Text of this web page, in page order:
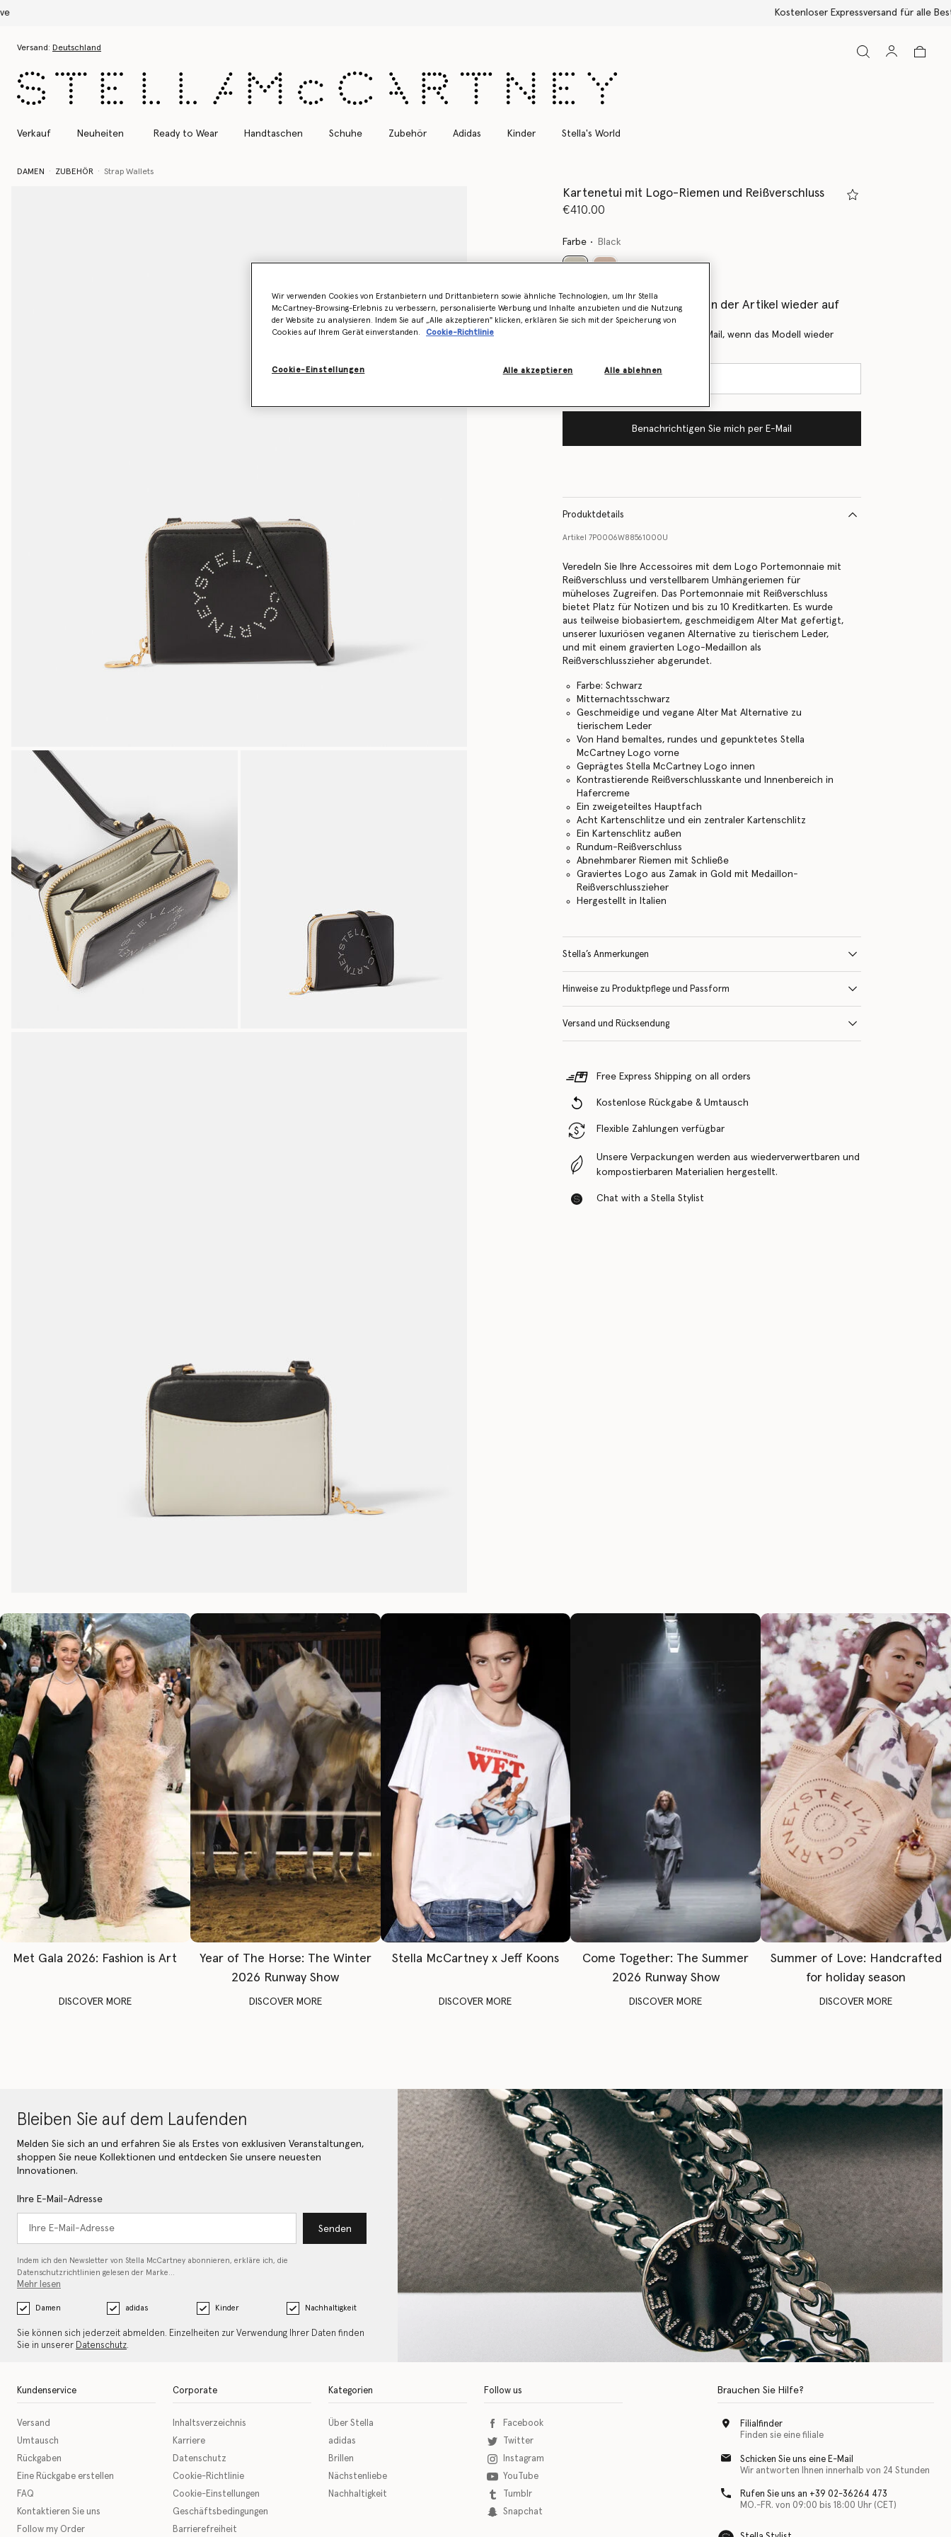
Versand: Deutschland
Verkauf Neuheiten Ready to Wear Handtaschen Schuhe Zubehör Adidas Kinder Stella's World
DAMEN ZUBEHÖR Strap Wallets
Kartenetui mit Logo-Riemen und Reißverschluss
€410.00
Farbe Black
Erfahren Sie als Erstes, wenn der Artikel wieder auf
Lager ist
Benachrichtigen Sie mich per E-Mail, wenn das Modell wieder
Benachrichtigen Sie mich per E-Mail
Produktdetails
Artikel 7P0006W88561000U
Veredeln Sie Ihre Accessoires mit dem Logo Portemonnaie mit
Reißverschluss und verstellbarem Umhängeriemen für
müheloses Zugreifen. Das Portemonnaie mit Reißverschluss
bietet Platz für Notizen und bis zu 10 Kreditkarten. Es wurde
aus teilweise biobasiertem, geschmeidigem Alter Mat gefertigt,
unserer luxuriösen veganen Alternative zu tierischem Leder,
und mit einem gravierten Logo-Medaillon als
Reißverschlusszieher abgerundet.
Farbe: Schwarz
Mitternachtsschwarz
Geschmeidige und vegane Alter Mat Alternative zu
tierischem Leder
Von Hand bemaltes, rundes und gepunktetes Stella
McCartney Logo vorne
Geprägtes Stella McCartney Logo innen
Kontrastierende Reißverschlusskante und Innenbereich in
Hafercreme
Ein zweigeteiltes Hauptfach
Acht Kartenschlitze und ein zentraler Kartenschlitz
Ein Kartenschlitz außen
Rundum-Reißverschluss
Abnehmbarer Riemen mit Schließe
Graviertes Logo aus Zamak in Gold mit Medaillon-
Reißverschlusszieher
Hergestellt in Italien
Stella’s Anmerkungen
Hinweise zu Produktpflege und Passform
Versand und Rücksendung
Free Express Shipping on all orders
Kostenlose Rückgabe & Umtausch
Flexible Zahlungen verfügbar
Unsere Verpackungen werden aus wiederverwertbaren und
kompostierbaren Materialien hergestellt.
Chat with a Stella Stylist
Met Gala 2026: Fashion is Art
DISCOVER MORE
Year of The Horse: The Winter
2026 Runway Show
DISCOVER MORE
Stella McCartney x Jeff Koons
DISCOVER MORE
Come Together: The Summer
2026 Runway Show
DISCOVER MORE
Summer of Love: Handcrafted
for holiday season
DISCOVER MORE
Bleiben Sie auf dem Laufenden
Melden Sie sich an und erfahren Sie als Erstes von exklusiven Veranstaltungen,
shoppen Sie neue Kollektionen und entdecken Sie unsere neuesten
Innovationen.
Ihre E-Mail-Adresse
Senden
Indem ich den Newsletter von Stella McCartney abonnieren, erkläre ich, die
Datenschutzrichtlinien gelesen der Marke…
Mehr lesen
Damen adidas Kinder Nachhaltigkeit
Sie können sich jederzeit abmelden. Einzelheiten zur Verwendung Ihrer Daten finden
Sie in unserer Datenschutz.
Kundenservice
Versand
Umtausch
Rückgaben
Eine Rückgabe erstellen
FAQ
Kontaktieren Sie uns
Follow my Order
Corporate
Inhaltsverzeichnis
Karriere
Datenschutz
Cookie-Richtlinie
Cookie-Einstellungen
Geschäftsbedingungen
Barrierefreiheit
Kategorien
Über Stella
adidas
Brillen
Nächstenliebe
Nachhaltigkeit
Follow us
Facebook
Twitter
Instagram
YouTube
Tumblr
Snapchat
Brauchen Sie Hilfe?
Filialfinder
Finden sie eine filiale
Schicken Sie uns eine E-Mail
Wir antworten Ihnen innerhalb von 24 Stunden
Rufen Sie uns an +39 02-36264 473
MO.-FR. von 09:00 bis 18:00 Uhr (CET)
Wir verwenden Cookies von Erstanbietern und Drittanbietern sowie ähnliche Technologien, um Ihr Stella
McCartney-Browsing-Erlebnis zu verbessern, personalisierte Werbung und Inhalte anzubieten und die Nutzung
der Website zu analysieren. Indem Sie auf „Alle akzeptieren" klicken, erklären Sie sich mit der Speicherung von
Cookies auf Ihrem Gerät einverstanden.
Cookie-Richtlinie
Cookie-Einstellungen Alle ablehnen
Alle akzeptieren